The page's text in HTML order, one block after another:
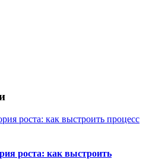
роста: как выстроить